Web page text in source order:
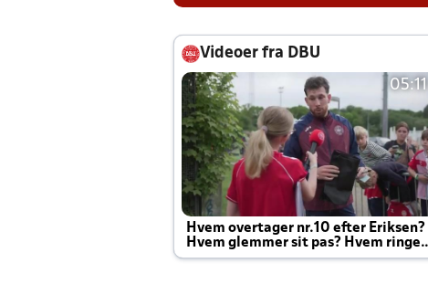
Videoer fra DBU
05:11
Hvem overtager nr.10 efter Eriksen?
Hvem glemmer sit pas? Hvem ringer
Joachim altid til efter kampe?